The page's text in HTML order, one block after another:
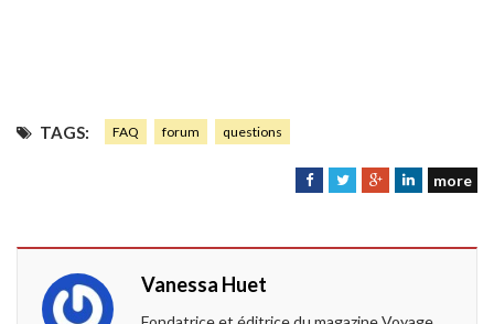
TAGS: FAQ forum questions
F
T
G
L
more
Vanessa Huet